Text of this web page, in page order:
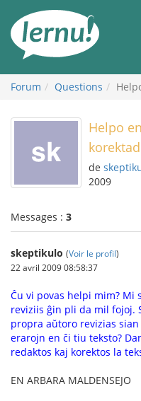
contenu
Forum Questions
Helpo
de
2009
Messages : 3
skeptikulo (Voir le profil)
22 avril 2009 08:58:37
Ĉu vi povas helpi mim? Mi
reviziis ĝin pli da mil fojoj.
propra aŭtoro revizias
erarojn en ĉi tiu teksto?
redaktos kaj korektos la
EN ARBARA MALDENSEJO